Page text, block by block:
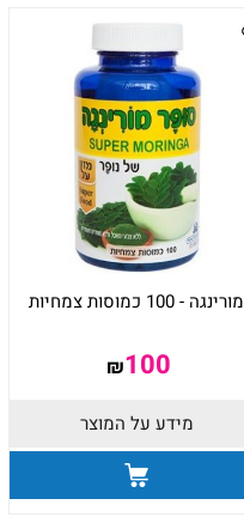
מורינגה - 100 כמוסות צמחיות
₪100
מידע על המוצר